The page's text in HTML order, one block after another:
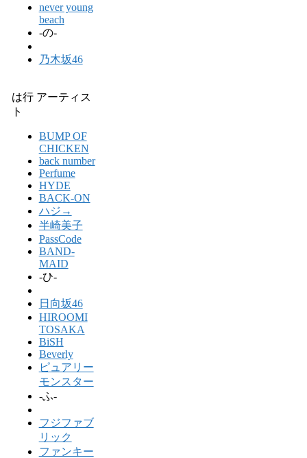
never young
beach
-の-
乃木坂46
は行 アーティス
ト
BUMP OF
CHICKEN
back number
Perfume
HYDE
BACK-ON
ハジ→
半崎美子
PassCode
BAND-
MAID
-ひ-
日向坂46
HIROOMI
TOSAKA
BiSH
Beverly
ピュアリー
モンスター
-ふ-
フジファブ
リック
ファンキー